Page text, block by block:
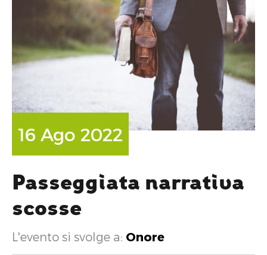
16 Ago 2022
Passeggiata narrativa
scosse
L'evento si svolge a: Onore